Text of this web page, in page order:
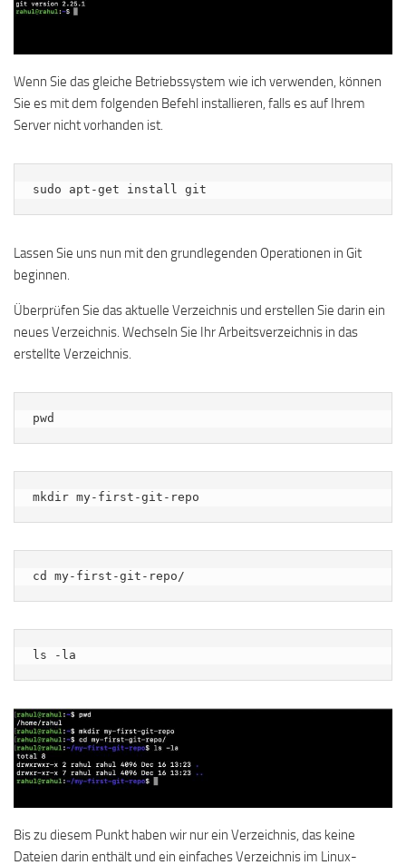
Wenn Sie das gleiche Betriebssystem wie ich verwenden, können
Sie es mit dem folgenden Befehl installieren, falls es auf Ihrem
Server nicht vorhanden ist.
sudo apt-get install git
Lassen Sie uns nun mit den grundlegenden Operationen in Git
beginnen.
Überprüfen Sie das aktuelle Verzeichnis und erstellen Sie darin ein
neues Verzeichnis. Wechseln Sie Ihr Arbeitsverzeichnis in das
erstellte Verzeichnis.
pwd
mkdir my-first-git-repo
cd my-first-git-repo/
ls -la
Bis zu diesem Punkt haben wir nur ein Verzeichnis, das keine
Dateien darin enthält und ein einfaches Verzeichnis im Linux-